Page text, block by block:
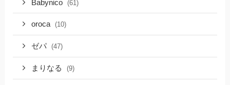
Babynico (61)
oroca (10)
ゼパ (47)
まりなる (9)